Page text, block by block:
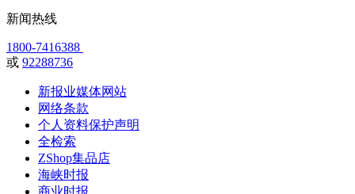
新闻热线
1800-7416388
或 92288736
新报业媒体网站
网络条款
个人资料保护声明
全检索
ZShop集品店
海峡时报
商业时报